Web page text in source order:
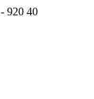
920 40